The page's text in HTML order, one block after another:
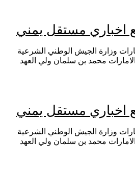
اخباري مستقل يمني
وزارة الجيش الوطني الشرعية
محمد بن سلمان ولي العهد
اخباري مستقل يمني
وزارة الجيش الوطني الشرعية
محمد بن سلمان ولي العهد